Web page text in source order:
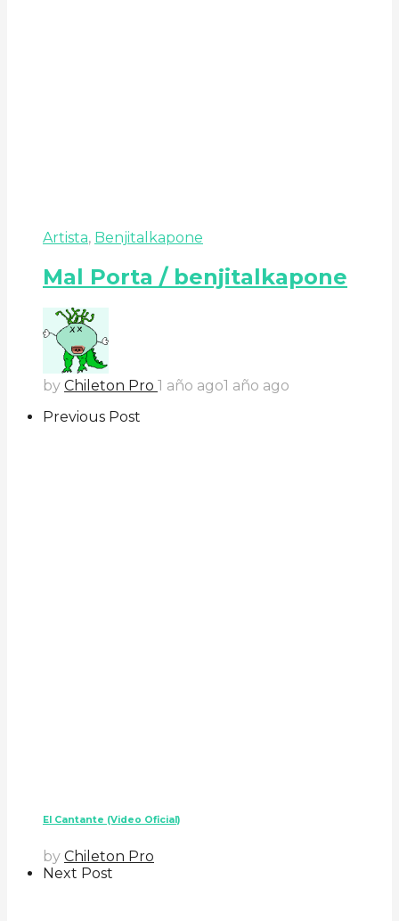
Artista, Benjitalkapone
Mal Porta / benjitalkapone
by Chileton Pro 1 año ago1 año ago
Previous Post
El Cantante (Video Oficial)
by Chileton Pro
Next Post